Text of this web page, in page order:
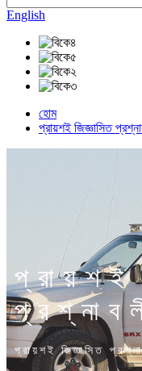
English
হোম
প্রায়শই জিজ্ঞাসিত
প্রায়শই
প্রায়শই জিজ্ঞাসিত